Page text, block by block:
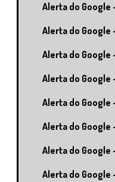
Alerta do Google
Alerta do Google
Alerta do Google
Alerta do Google
Alerta do Google
Alerta do Google
Alerta do Google
Alerta do Google